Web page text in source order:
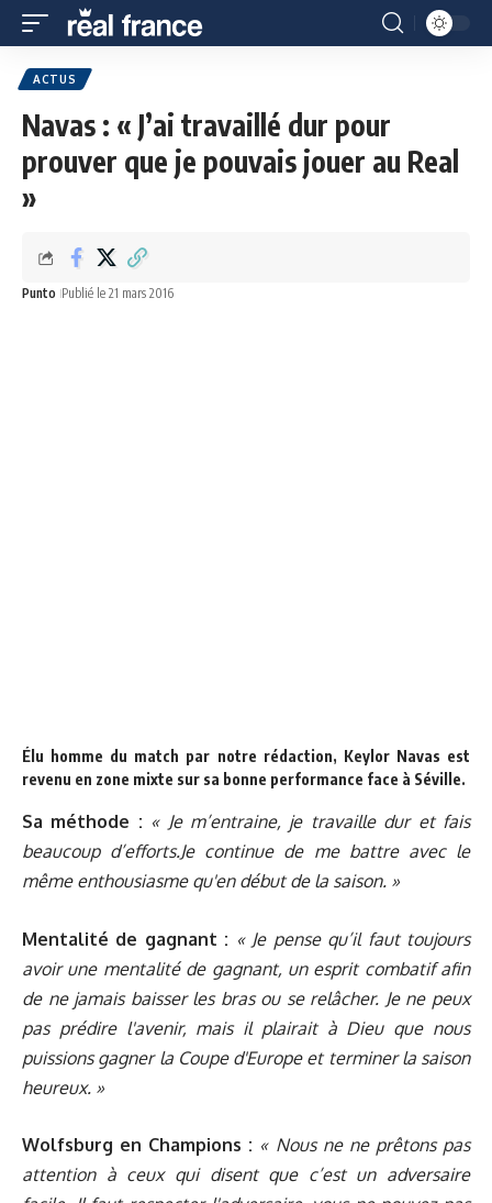
ACTUS
Navas : « J’ai travaillé dur pour
prouver que je pouvais jouer au Real
»
Punto Publié le 21 mars 2016
Élu homme du match par notre rédaction, Keylor Navas est
revenu en zone mixte sur sa bonne performance face à Séville.
Sa méthode : « Je m’entraine, je travaille dur et fais
beaucoup d’efforts.Je continue de me battre avec le
même enthousiasme qu'en début de la saison. »
Mentalité de gagnant : « Je pense qu’il faut toujours
avoir une mentalité de gagnant, un esprit combatif afin
de ne jamais baisser les bras ou se relâcher. Je ne peux
pas prédire l'avenir, mais il plairait à Dieu que nous
puissions gagner la Coupe d'Europe et terminer la saison
heureux. »
Wolfsburg en Champions : « Nous ne ne prêtons pas
attention à ceux qui disent que c’est un adversaire